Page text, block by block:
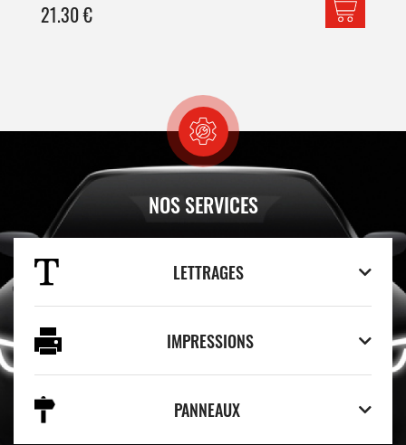
21.30€
NOS SERVICES
LETTRAGES
IMPRESSIONS
PANNEAUX